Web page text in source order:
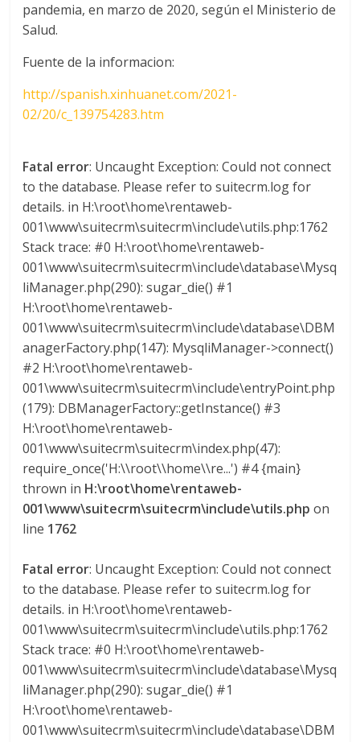
pandemia, en marzo de 2020, según el Ministerio de
Salud.
Fuente de la informacion:
http://spanish.xinhuanet.com/2021-
02/20/c_139754283.htm
Fatal error: Uncaught Exception: Could not connect
to the database. Please refer to suitecrm.log for
details. in H:\root\home\rentaweb-
001\www\suitecrm\suitecrm\include\utils.php:1762
Stack trace: #0 H:\root\home\rentaweb-
001\www\suitecrm\suitecrm\include\database\Mysq
liManager.php(290): sugar_die() #1
H:\root\home\rentaweb-
001\www\suitecrm\suitecrm\include\database\DBM
anagerFactory.php(147): MysqliManager->connect()
#2 H:\root\home\rentaweb-
001\www\suitecrm\suitecrm\include\entryPoint.php
(179): DBManagerFactory::getInstance() #3
H:\root\home\rentaweb-
001\www\suitecrm\suitecrm\index.php(47):
require_once('H:\\root\\home\\re...') #4 {main}
thrown in H:\root\home\rentaweb-
001\www\suitecrm\suitecrm\include\utils.php on
line 1762
Fatal error: Uncaught Exception: Could not connect
to the database. Please refer to suitecrm.log for
details. in H:\root\home\rentaweb-
001\www\suitecrm\suitecrm\include\utils.php:1762
Stack trace: #0 H:\root\home\rentaweb-
001\www\suitecrm\suitecrm\include\database\Mysq
liManager.php(290): sugar_die() #1
H:\root\home\rentaweb-
001\www\suitecrm\suitecrm\include\database\DBM